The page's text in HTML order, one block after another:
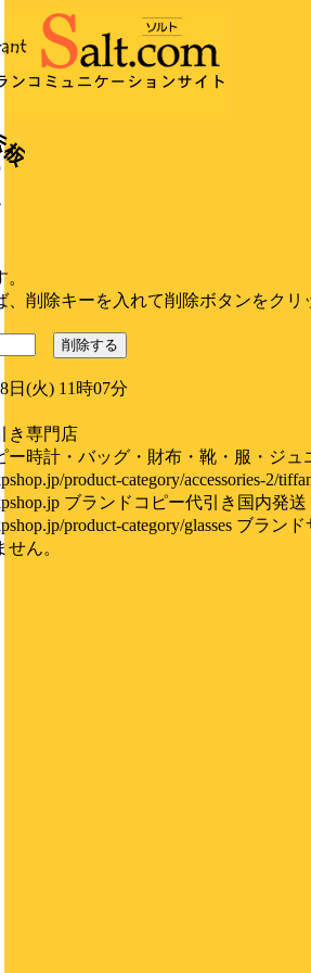
削除キーを入れて削除ボタンをクリ
削除する
日(火) 11時07分
き専門店
ー時計・バッグ・財布・靴・服・ジュ
product-category/accessories-2/
ブランドコピー代引き国内発送
product-category/glasses ブラン
ん。